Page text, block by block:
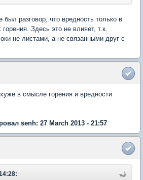
разговор, что вредность только в
Здесь это не влияет, т.к.
не листами, а не связанными друг с
в смысле горения и вредности
senh: 27 March 2013 - 21:57